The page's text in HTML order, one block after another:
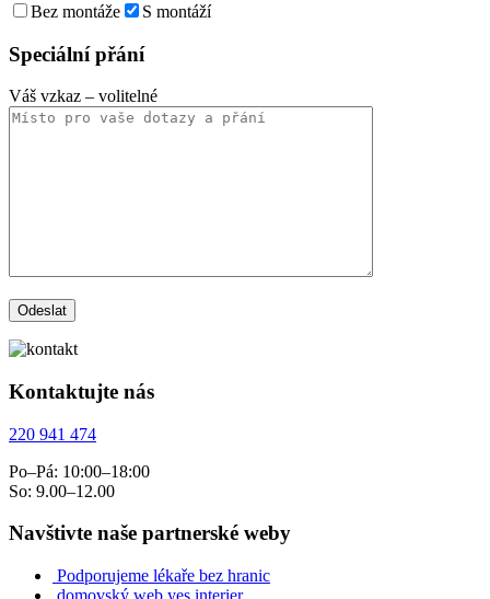
Bez montáže
S montáží
Speciální přání
Váš vzkaz – volitelné
Kontaktujte nás
220 941 474
Po–Pá: 10:00–18:00
So: 9.00–12.00
Navštivte naše partnerské weby
Podporujeme lékaře bez hranic